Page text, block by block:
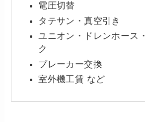
電圧切替
タテサン・真空引き
ユニオン・ドレンホース
ク
ブレーカー交換
室外機工賃 など